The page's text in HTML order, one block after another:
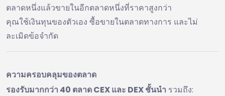
ตลาดหนึ่งแล้วขายในอีกตลาดหนึ่งที่ราคาสูงกว่า
คุณใช้เงินทุนของตัวเอง ซื้อขายในตลาดทางการ และไม่
ละเมิดข้อจำกัด
ความครอบคลุมของตลาด
รองรับมากกว่า 40 ตลาด CEX และ DEX ชั้นนำ รวมถึง: